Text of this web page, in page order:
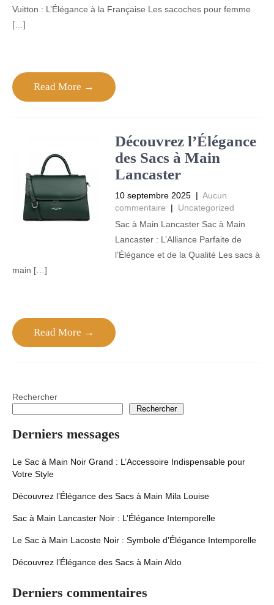
Vuitton : L’Élégance à la Française Les sacoches pour femme
[…]
Read More →
Découvrez l’Élégance
des Sacs à Main
Lancaster
10 septembre 2025 | Aucun
commentaire
| Uncategorized
Sac à Main Lancaster Sac à Main
Lancaster : L’Alliance Parfaite de
l’Élégance et de la Qualité Les sacs à
main […]
Read More →
Rechercher
Rechercher
Derniers messages
Le Sac à Main Noir Grand : L’Accessoire Indispensable pour
Votre Style
Découvrez l’Élégance des Sacs à Main Mila Louise
Sac à Main Lancaster Noir : L’Élégance Intemporelle
Le Sac à Main Lacoste Noir : Symbole d’Élégance Intemporelle
Découvrez l’Élégance des Sacs à Main Aldo
Derniers commentaires